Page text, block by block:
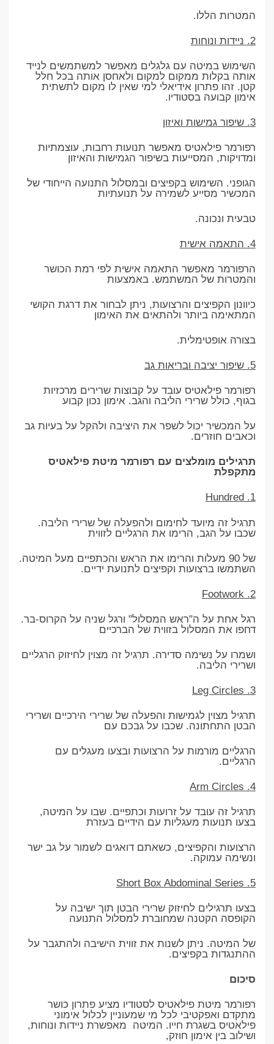
המטרות הללו.
2. ניידות ונוחות
השימוש במיטה עם גלגלים מאפשר למשתמשים לנייד
אותה בקלות ממקום למקום ולאחסן אותה בכל חלל
קטן. זהו פתרון אידיאלי למי שאין לו מקום לתשתית
אימון קבועה בסטודיו.
3. שיפור גמישות ואיזון
רפורמר פילאטיס מאפשר תנועות רחבות, עוצמתיות
ומדויקות, המסייעות בשיפור הגמישות והאיזון
הגופני. השימוש בקפיצים ובמסלול התנועה הייחודי של
המכשיר מסייע לשמירה על תנועתיות
טבעית ונכונה.
4. התאמה אישית
הרפורמר מאפשר התאמה אישית לפי רמת הכושר
והמטרות של המשתמש. באמצעות
כיוונון הקפיצים והרצועות, ניתן לבחור את דרגת הקושי
המתאימה ביותר ולהתאים את האימון
בצורה אופטימלית.
5. שיפור יציבה ובריאות גב
רפורמר פילאטיס עובד על קבוצות שרירים מרכזיות
בגוף, כולל שרירי הליבה והגב. אימון נכון קבוע
על המכשיר יכול לשפר את היציבה ולהקל על בעיות גב
וכאבים חוזרים.
תרגילים מומלצים עם רפורמר מיטת פילאטיס
מתקפלת
1. Hundred
תרגיל זה מיועד לחימום ולהפעלה של שרירי הליבה.
שכבו על הגב, הרימו את הרגליים לזווית
של 90 מעלות והרימו את הראש והכתפיים מעל המיטה.
השתמשו ברצועות וקפיצים לתנועת ידיים.
2. Footwork
רגל אחת על ה"ראש המסלול" ורגל שניה על הקרוס-בר.
דחפו את המסלול בזווית של הברכיים
ושמרו על נשימה סדירה. תרגיל זה מצוין לחיזוק הרגליים
ושרירי הליבה.
3. Leg Circles
תרגיל מצוין לגמישות והפעלה של שרירי הירכיים ושרירי
הבטן התחתונה. שכבו על גבכם עם
הרגליים מורמות על הרצועות ובצעו מעגלים עם
הרגליים.
4. Arm Circles
תרגיל זה עובד על זרועות וכתפיים. שבו על המיטה,
בצעו תנועות מעגליות עם הידיים בעזרת
הרצועות והקפיצים, כשאתם דואגים לשמור על גב ישר
ונשימה עמוקה.
5. Short Box Abdominal Series
בצעו תרגילים לחיזוק שרירי הבטן תוך ישיבה על
הקופסה הקטנה שמחוברת למסלול התנועה
של המיטה. ניתן לשנות את זווית הישיבה ולהתגבר על
ההתנגדות בקפיצים.
סיכום
רפורמר מיטת פילאטיס לסטודיו מציע פתרון כושר
מתקדם ואפקטיבי לכל מי שמעוניין לכלול אימוני
פילאטיס בשגרת חייו. המיטה מאפשרת ניידות ונוחות,
ושילוב בין אימון חוזק,